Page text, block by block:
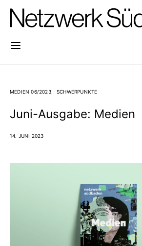
MEDIEN 06/2023 SCHWERPUNKTE
Juni-Ausgabe: Medien
14. JUNI 2023